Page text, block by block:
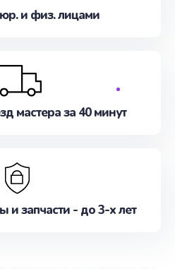
и физ. лицами
мастера за 40 минут
и запчасти - до 3-х лет